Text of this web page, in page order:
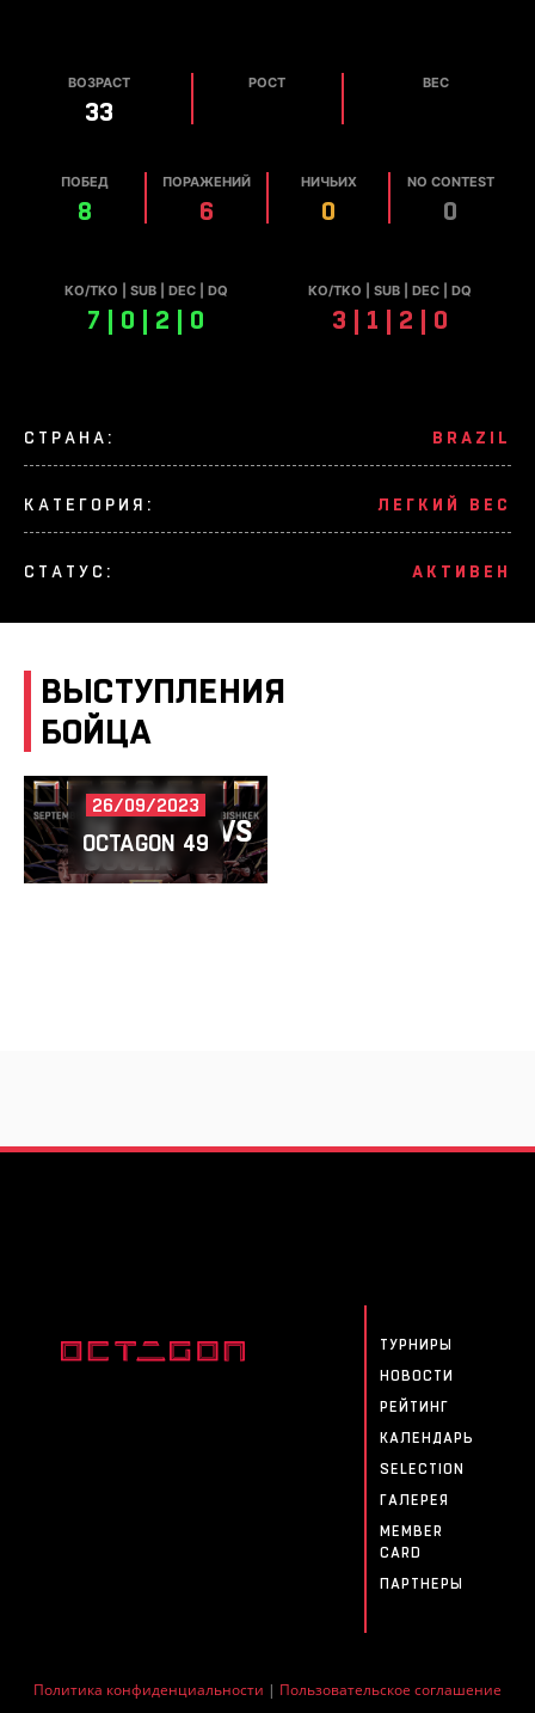
ВОЗРАСТ
33
РОСТ ВЕС
ПОБЕД
8
ПОРАЖЕНИЙ
6
НИЧЬИХ
0
NO CONTEST
0
КО/TKO | SUB | DEC | DQ
7 | 0 | 2 | 0
КО/TKO | SUB | DEC | DQ
3 | 1 | 2 | 0
СТРАНА: BRAZIL
КАТЕГОРИЯ: ЛЕГКИЙ ВЕС
СТАТУС: АКТИВЕН
ВЫСТУПЛЕНИЯ
БОЙЦА
ALMEIDA
DE
SOUZA
VS
26/09/2023
OCTAGON 49
ТУРНИРЫ
НОВОСТИ
РЕЙТИНГ
КАЛЕНДАРЬ
SELECTION
ГАЛЕРЕЯ
MEMBER
CARD
ПАРТНЕРЫ
Политика конфиденциальности | Пользовательское соглашение